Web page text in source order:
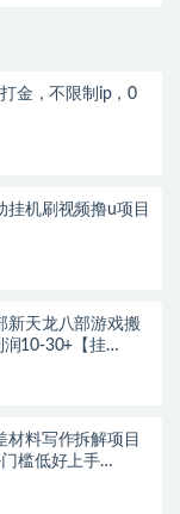
金，不限制ip，0
挂机刷视频撸u项目
新天龙八部游戏搬
润10-30+【挂…
材料写作拆解项目
槛低好上手…